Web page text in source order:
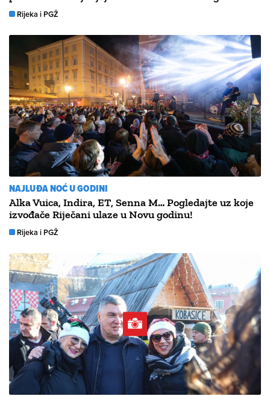
Rijeka i PGŽ
NAJLUĐA NOĆ U GODINI
Alka Vuica, Indira, ET, Senna M… Pogledajte uz koje
izvođače Riječani ulaze u Novu godinu!
Rijeka i PGŽ